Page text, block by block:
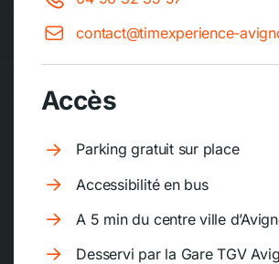
contact@timexperience-
Accès
Parking gratuit sur place
Accessibilité en bus
A 5 min du centre ville
Desservi par la Gare TGV